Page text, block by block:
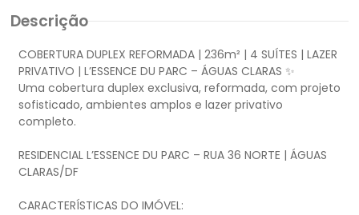
Descrição
COBERTURA DUPLEX REFORMADA | 236m² | 4 SUÍTES | LAZER
PRIVATIVO | L’ESSENCE DU PARC – ÁGUAS CLARAS ✨
Uma cobertura duplex exclusiva, reformada, com projeto
sofisticado, ambientes amplos e lazer privativo
completo.
RESIDENCIAL L’ESSENCE DU PARC – RUA 36 NORTE | ÁGUAS
CLARAS/DF
CARACTERÍSTICAS DO IMÓVEL: